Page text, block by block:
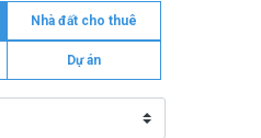
Nhà đất cho thuê
Dự án